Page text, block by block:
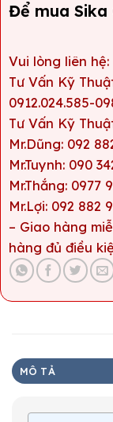
Để mua Sika
Vui lòng liên hệ:
Tư Vấn Kỹ
0912.024.585-
Tư Vấn Kỹ
Mr.Dũng: 092
Mr.Tuynh: 090
Mr.Thắng: 0977
Mr.Lợi: 092 882
– Giao hàng
hàng đủ điều
MÔ TẢ